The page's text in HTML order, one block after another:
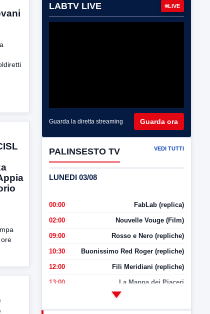
LABTV LIVE LIVE
Guarda la diretta streaming Guarda ora
PALINSESTO TV VEDI TUTTI
LUNEDI 03/08
00:00 FabLab (replica)
02:00 Nouvelle Vouge (Film)
09:00 Rosso e Nero (repliche)
10:30 Buonissimo Red Roger (repliche)
12:00 Fili Meridiani (repliche)
13:00 La Mappa dei Piaceri